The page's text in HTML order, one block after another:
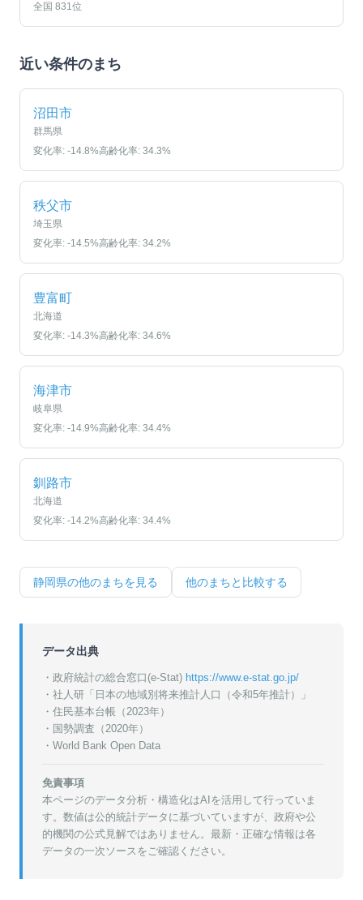
全国 831位
近い条件のまち
沼田市
群馬県
変化率: -14.8%高齢化率: 34.3%
秩父市
埼玉県
変化率: -14.5%高齢化率: 34.2%
豊富町
北海道
変化率: -14.3%高齢化率: 34.6%
海津市
岐阜県
変化率: -14.9%高齢化率: 34.4%
釧路市
北海道
変化率: -14.2%高齢化率: 34.4%
静岡県の他のまちを見る 他のまちと比較する
データ出典
・政府統計の総合窓口(e-Stat) https://www.e-stat.go.jp/
・ 社人研「日本の地域別将来推計人口（令和5年推計）」
・ 住民基本台帳（2023年）
・ 国勢調査（2020年）
・World Bank Open Data
免責事項
本ページのデータ分析・構造化はAIを活用して行っていま
す。数値は公的統計データに基づいていますが、政府や公
的機関の公式見解ではありません。最新・正確な情報は各
データの一次ソースをご確認ください。